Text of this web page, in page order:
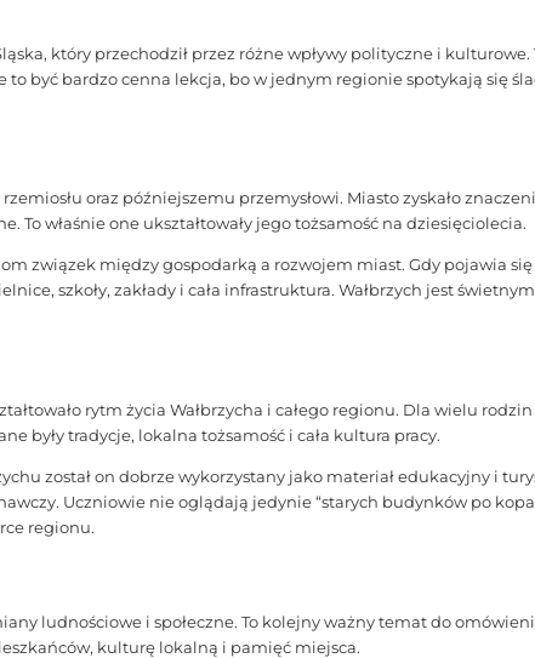
który przechodził przez różne wpływy polityczne i kulturowe.
być bardzo cenna lekcja, bo w jednym regionie spotykają się
oraz późniejszemu przemysłowi. Miasto zyskało
To właśnie one ukształtowały jego tożsamość na dziesięciolecia.
związek między gospodarką a rozwojem miast. Gdy pojawia się
szkoły, zakłady i cała infrastruktura. Wałbrzych jest świetnym
rytm życia Wałbrzycha i całego regionu. Dla wielu rodzin
były tradycje, lokalna tożsamość i cała kultura pracy.
został on dobrze wykorzystany jako materiał edukacyjny i
Uczniowie nie oglądają jedynie “starych budynków po
regionu.
ludnościowe i społeczne. To kolejny ważny temat do
kulturę lokalną i pamięć miejsca.